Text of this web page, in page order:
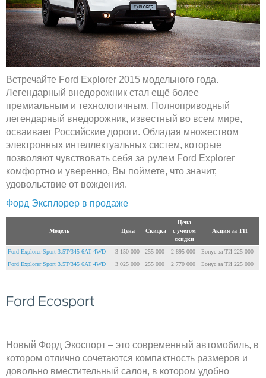
Встречайте Ford Explorer 2015 модельного года.
Легендарный внедорожник стал ещё более
премиальным и технологичным. Полноприводный
легендарный внедорожник, известный во всем мире,
осваивает Российские дороги. Обладая множеством
электронных интеллектуальных систем, которые
позволяют чувствовать себя за рулем Ford Explorer
комфортно и уверенно, Вы поймете, что значит,
удовольствие от вождения.
Форд Эксплорер в продаже
Модель Цена Скидка
Цена
с учетом
скидки
Акция за ТИ
Ford Explorer Sport 3.5T/345 6AT 4WD 3 150 000 255 000 2 895 000
Бонус за ТИ 225 000
Ford Explorer Sport 3.5T/345 6AT 4WD
3 025 000 255 000 2 770 000 Бонус за ТИ 225 000
Ford Ecosport
Новый Форд Экоспорт – это современный автомобиль, в
котором отлично сочетаются компактность размеров и
довольно вместительный салон, в котором удобно